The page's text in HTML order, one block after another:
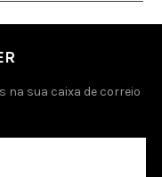
na sua caixa de correio